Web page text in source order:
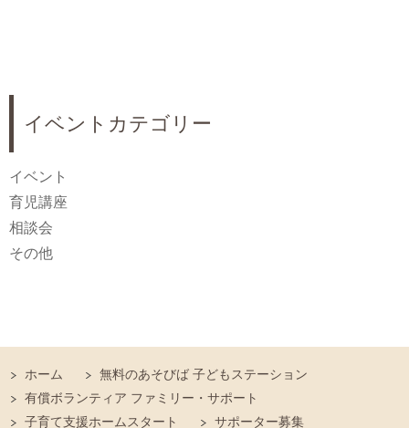
イベントカテゴリー
イベント
育児講座
相談会
その他
ホーム
無料のあそびば 子どもステーション
有償ボランティア ファミリー・サポート
子育て支援ホームスタート
サポーター募集